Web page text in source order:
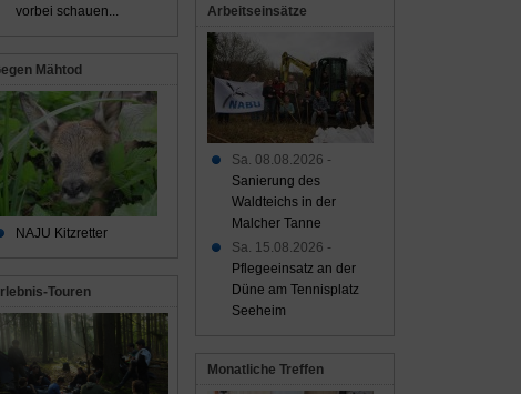
Arbeitseinsätze
Sa. 08.08.2026 -
Sanierung des
Waldteichs in der
Malcher Tanne
Sa. 15.08.2026 -
Pflegeeinsatz an der
Düne am Tennisplatz
Seeheim
Monatliche Treffen
vorbei schauen...
Mähtod
NAJU Kitzretter
Touren